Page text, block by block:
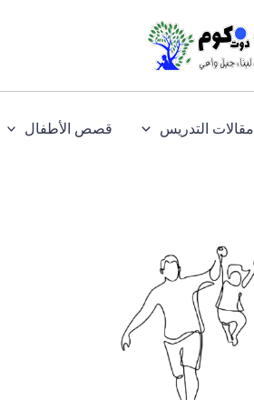
مقالات التدريس قصص الأطفال